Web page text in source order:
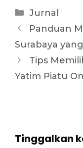
Kategori
Jurnal
Panduan
Surabaya
Tips
Yatim Piatu
Tinggalkan